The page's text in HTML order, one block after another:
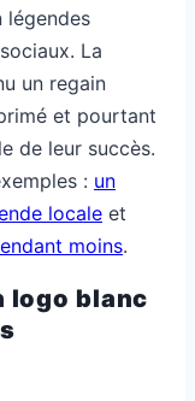
légendes
La
un regain
et pourtant
de leur succès.
: un
locale et
moins.
logo blanc